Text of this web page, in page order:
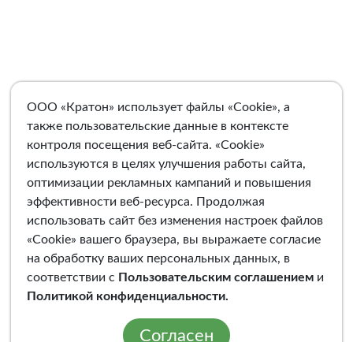
ООО «Кратон» использует файлы «Cookie», а
также пользовательские данные в контексте
контроля посещения веб-сайта. «Cookie»
используются в целях улучшения работы сайта,
оптимизации рекламных кампаний и повышения
эффективности веб-ресурса. Продолжая
использовать сайт без изменения настроек файлов
«Cookie» вашего браузера, вы выражаете согласие
на обработку ваших персональных данных, в
соответствии с Пользовательским соглашением и
Политикой конфиденциальности.
Согласен